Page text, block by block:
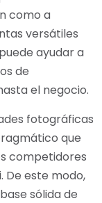
como a
versátiles
ayudar a
de
el negocio.
fotográficas
que
competidores
De este modo,
sólida de